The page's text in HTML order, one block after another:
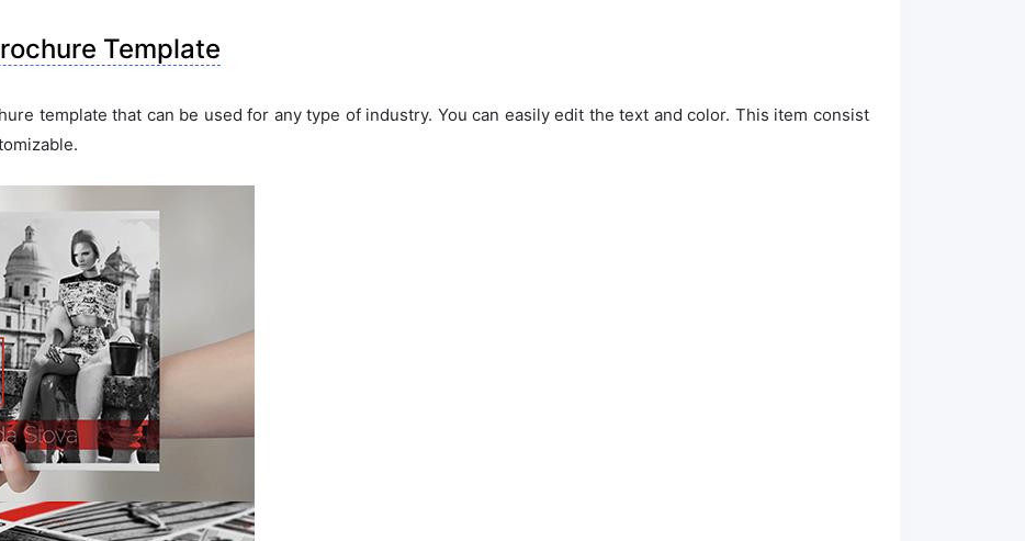
Template
template that can be used for any type of industry. You can easily edit the text and color. This item consist